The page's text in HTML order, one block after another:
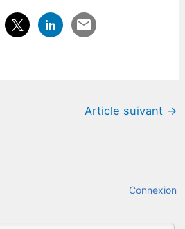
Article suivant →
Connexion